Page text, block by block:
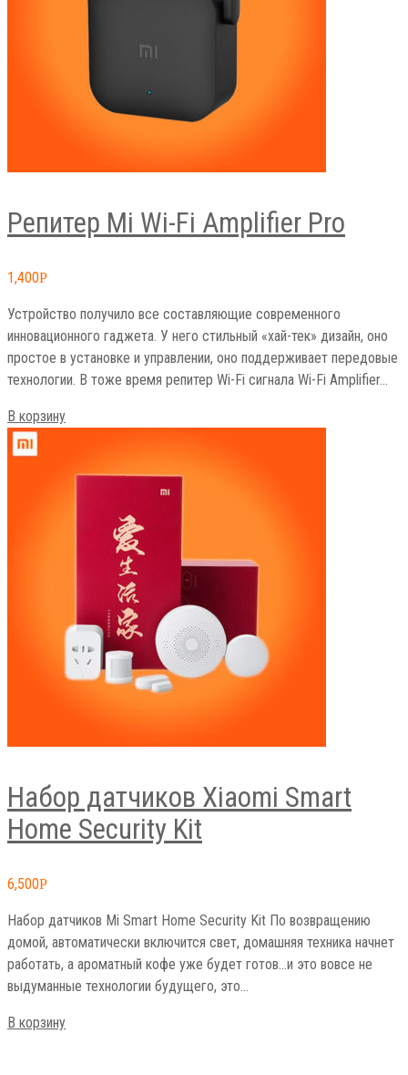
Репитер Mi Wi-Fi Amplifier Pro
1,400Р
Устройство получило все составляющие современного
инновационного гаджета. У него стильный «хай-тек» дизайн, оно
простое в установке и управлении, оно поддерживает передовые
технологии. В тоже время репитер Wi-Fi сигнала Wi-Fi Amplifier…
В корзину
Набор датчиков Xiaomi Smart
Home Security Kit
6,500Р
Набор датчиков Mi Smart Home Security Kit По возвращению
домой, автоматически включится свет, домашняя техника начнет
работать, а ароматный кофе уже будет готов…и это вовсе не
выдуманные технологии будущего, это…
В корзину